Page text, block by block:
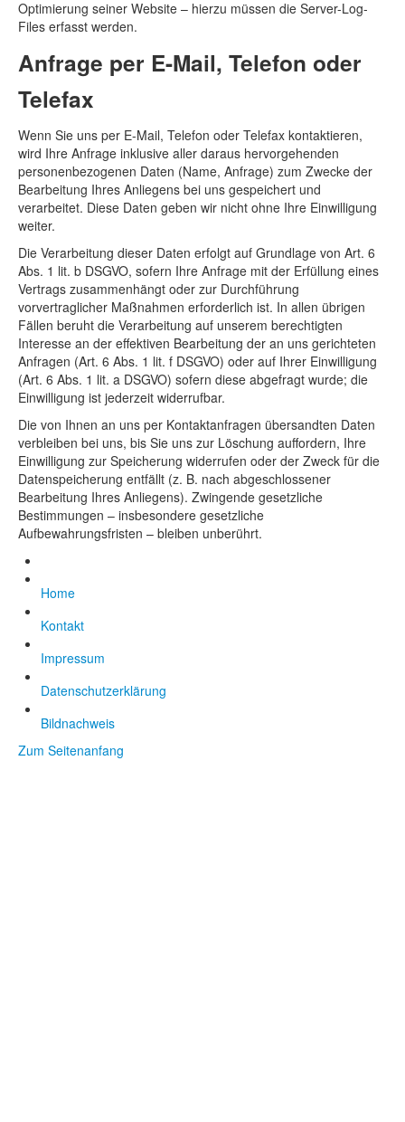
Optimierung seiner Website – hierzu müssen die Server-Log-
Files erfasst werden.
Anfrage per E-Mail, Telefon oder
Telefax
Wenn Sie uns per E-Mail, Telefon oder Telefax kontaktieren,
wird Ihre Anfrage inklusive aller daraus hervorgehenden
personenbezogenen Daten (Name, Anfrage) zum Zwecke der
Bearbeitung Ihres Anliegens bei uns gespeichert und
verarbeitet. Diese Daten geben wir nicht ohne Ihre Einwilligung
weiter.
Die Verarbeitung dieser Daten erfolgt auf Grundlage von Art. 6
Abs. 1 lit. b DSGVO, sofern Ihre Anfrage mit der Erfüllung eines
Vertrags zusammenhängt oder zur Durchführung
vorvertraglicher Maßnahmen erforderlich ist. In allen übrigen
Fällen beruht die Verarbeitung auf unserem berechtigten
Interesse an der effektiven Bearbeitung der an uns gerichteten
Anfragen (Art. 6 Abs. 1 lit. f DSGVO) oder auf Ihrer Einwilligung
(Art. 6 Abs. 1 lit. a DSGVO) sofern diese abgefragt wurde; die
Einwilligung ist jederzeit widerrufbar.
Die von Ihnen an uns per Kontaktanfragen übersandten Daten
verbleiben bei uns, bis Sie uns zur Löschung auffordern, Ihre
Einwilligung zur Speicherung widerrufen oder der Zweck für die
Datenspeicherung entfällt (z. B. nach abgeschlossener
Bearbeitung Ihres Anliegens). Zwingende gesetzliche
Bestimmungen – insbesondere gesetzliche
Aufbewahrungsfristen – bleiben unberührt.
Home
Kontakt
Impressum
Datenschutzerklärung
Bildnachweis
Zum Seitenanfang